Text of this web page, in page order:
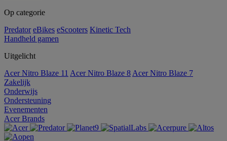
Op categorie
Predator eBikes eScooters Kinetic Tech
Handheld gamen
Uitgelicht
Acer Nitro Blaze 11 Acer Nitro Blaze 8 Acer Nitro Blaze 7
Zakelijk
Onderwijs
Ondersteuning
Evenementen
Acer Brands